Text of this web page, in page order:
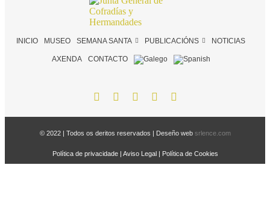
INICIO MUSEO SEMANA SANTA PUBLICACIÓNS NOTICIAS
AXENDA CONTACTO
© 2022 | Todos os deritos reservados | Deseño web srlence.com
Política de privacidade| Aviso Legal| Política de Cookies